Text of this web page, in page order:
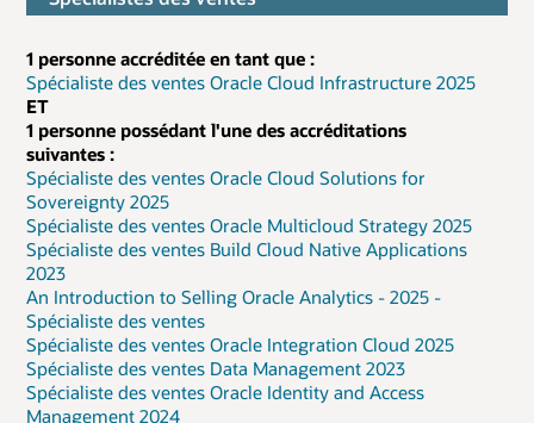
1 personne accréditée en tant que :
Spécialiste des ventes Oracle Cloud Infrastructure 2025
ET
1 personne possédant l'une des accréditations
suivantes :
Spécialiste des ventes Oracle Cloud Solutions for
Sovereignty 2025
Spécialiste des ventes Oracle Multicloud Strategy 2025
Spécialiste des ventes Build Cloud Native Applications
2023
An Introduction to Selling Oracle Analytics - 2025 -
Spécialiste des ventes
Spécialiste des ventes Oracle Integration Cloud 2025
Spécialiste des ventes Data Management 2023
Spécialiste des ventes Oracle Identity and Access
Management 2024